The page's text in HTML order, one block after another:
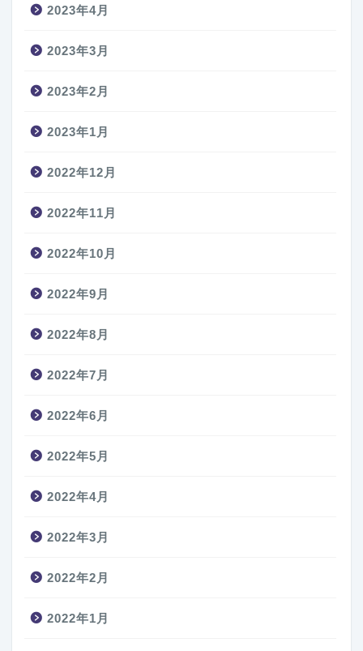
2023年4月
2023年3月
2023年2月
2023年1月
2022年12月
2022年11月
2022年10月
2022年9月
2022年8月
2022年7月
2022年6月
2022年5月
2022年4月
2022年3月
2022年2月
2022年1月